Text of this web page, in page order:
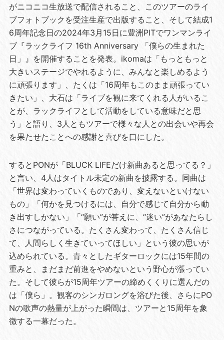
がニコニコ生放送で配信されること、このツアーのライ
ブフォトブックを受注生産で出版すること、そして結成1
6周年記念日の2024年3月15日に豊洲PITでワンマンライ
ブ『ラックライフ 16th Anniversary 「僕らの生まれた
日」』を開催することを発表。ikomaは「もっともっと
大きいステージでやれるように、みんなと楽しめるよう
に頑張ります」、たくは「16周年もこのまま頑張ってい
きたい」、大石は「ライブを観に来てくれる人がいるこ
とが、ラックライフとして活動をしている意味だと思
う」と語り、3人ともツアーで様々な人との出会いや再会
を果たせたことへの感謝と喜びを口にした。
するとPONが「BLUCK LIFEだけ新曲あると思ってる？」
と言い、4人はタイトル未定の新曲を披露する。同曲は
「世界は変わっていくものであり、変えないといけない
もの」「何かを見つけるには、自分で感じて自分から動
き出すしかない」「“願い”が答えに、“迷い”があなたらし
さにつながっている。たくさん変わって、たくさん信じ
て、人間らしく生きていってほしい」という彼の思いが
込められている。青々としたギターロックには15年間の
重みと、まだまだ前進をやめないという野心が漲ってい
た。そして彼らが15周年ツアーの締めくくりに選んだの
は「僕ら」。観客のシンガロングを浴びた後、さらにPO
Nの歌声の熱量が上がった瞬間は、ツアーと15周年を象
徴する一幕だった。